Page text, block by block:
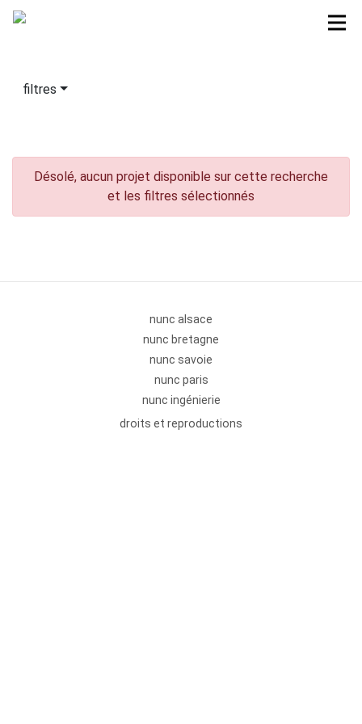
filtres
Désolé, aucun projet disponible sur cette recherche
et les filtres sélectionnés
nunc alsace
nunc bretagne
nunc savoie
nunc paris
nunc ingénierie
droits et reproductions